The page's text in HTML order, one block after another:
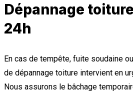
Dépannage
24h
En cas de tempête, fuite soudaine
de dépannage toiture intervient en
Nous assurons le bâchage